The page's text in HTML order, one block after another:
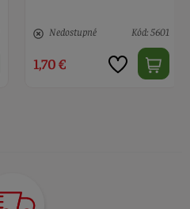
> 10 Kód: 5279
1,80 €